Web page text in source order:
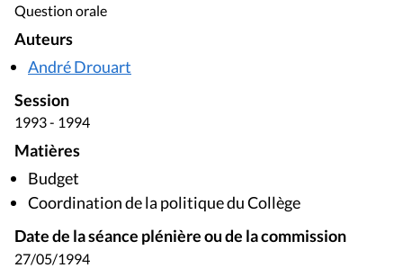
Question orale
Auteurs
André Drouart
Session
1993 - 1994
Matières
Budget
Coordination de la politique du Collège
Date de la séance plénière ou de la commission
27/05/1994